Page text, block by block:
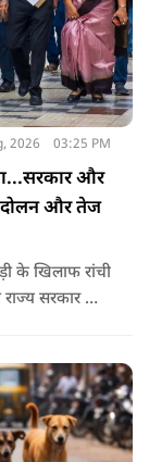
2026 03:25 PM
और
और तेज
के खिलाफ रांची
सरकार और